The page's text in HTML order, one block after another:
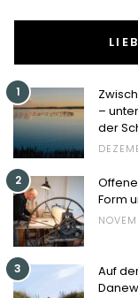
1
–
der
2
Form
3
Auf